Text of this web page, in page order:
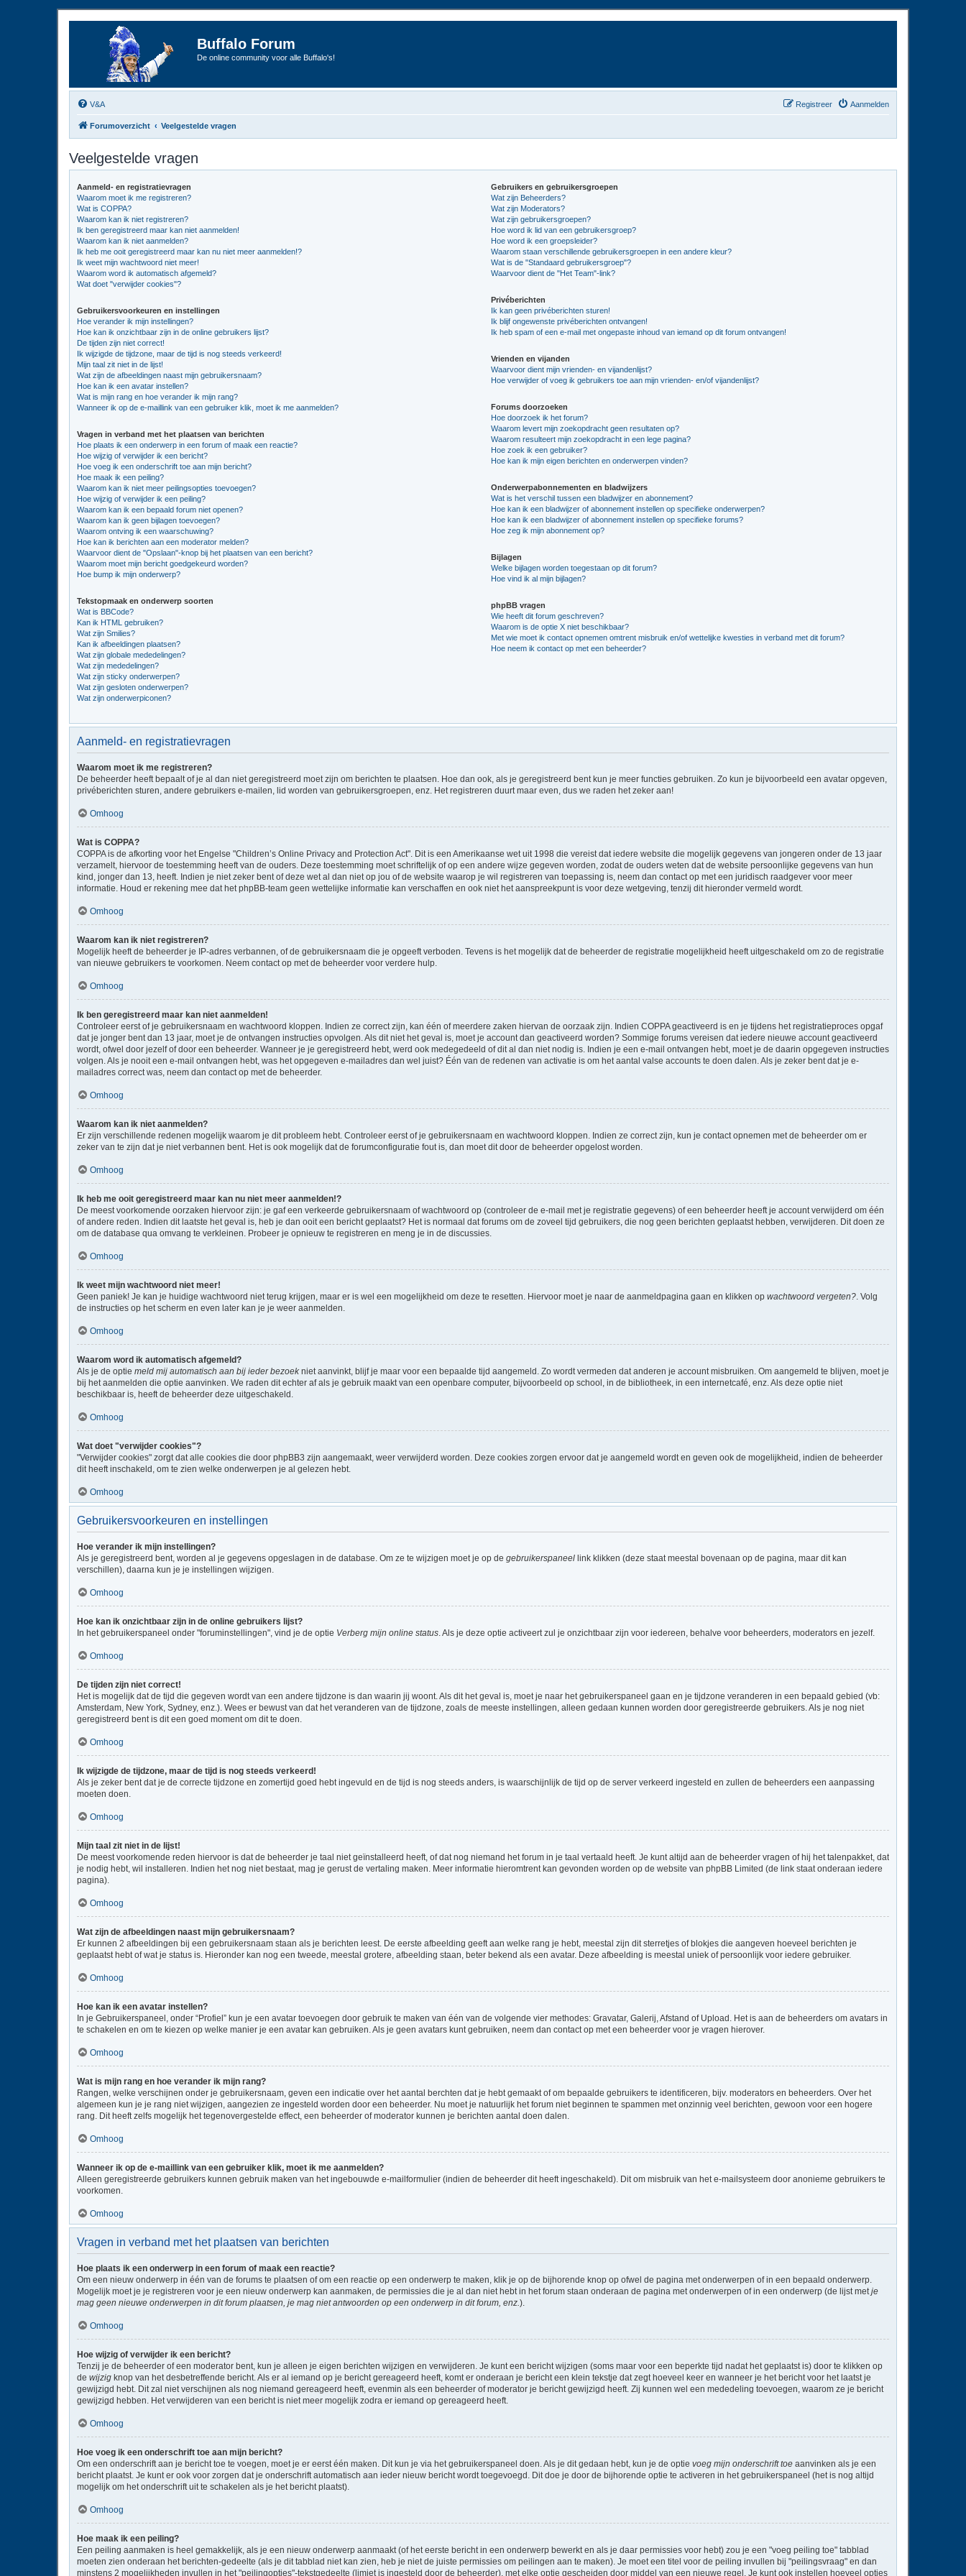
Buffalo Forum
De online community voor alle Buffalo's!
V&A Aanmelden
Registreer
Forumoverzicht Veelgestelde vragen
Veelgestelde vragen
Aanmeld- en registratievragen
Waarom moet ik me registreren?
Wat is COPPA?
Waarom kan ik niet registreren?
Ik ben geregistreerd maar kan niet aanmelden!
Waarom kan ik niet aanmelden?
Ik heb me ooit geregistreerd maar kan nu niet meer aanmelden!?
Ik weet mijn wachtwoord niet meer!
Waarom word ik automatisch afgemeld?
Wat doet "verwijder cookies"?
Gebruikersvoorkeuren en instellingen
Hoe verander ik mijn instellingen?
Hoe kan ik onzichtbaar zijn in de online gebruikers lijst?
De tijden zijn niet correct!
Ik wijzigde de tijdzone, maar de tijd is nog steeds verkeerd!
Mijn taal zit niet in de lijst!
Wat zijn de afbeeldingen naast mijn gebruikersnaam?
Hoe kan ik een avatar instellen?
Wat is mijn rang en hoe verander ik mijn rang?
Wanneer ik op de e-maillink van een gebruiker klik, moet ik me aanmelden?
Vragen in verband met het plaatsen van berichten
Hoe plaats ik een onderwerp in een forum of maak een reactie?
Hoe wijzig of verwijder ik een bericht?
Hoe voeg ik een onderschrift toe aan mijn bericht?
Hoe maak ik een peiling?
Waarom kan ik niet meer peilingsopties toevoegen?
Hoe wijzig of verwijder ik een peiling?
Waarom kan ik een bepaald forum niet openen?
Waarom kan ik geen bijlagen toevoegen?
Waarom ontving ik een waarschuwing?
Hoe kan ik berichten aan een moderator melden?
Waarvoor dient de "Opslaan"-knop bij het plaatsen van een bericht?
Waarom moet mijn bericht goedgekeurd worden?
Hoe bump ik mijn onderwerp?
Tekstopmaak en onderwerp soorten
Wat is BBCode?
Kan ik HTML gebruiken?
Wat zijn Smilies?
Kan ik afbeeldingen plaatsen?
Wat zijn globale mededelingen?
Wat zijn mededelingen?
Wat zijn sticky onderwerpen?
Wat zijn gesloten onderwerpen?
Wat zijn onderwerpiconen?
Gebruikers en gebruikersgroepen
Wat zijn Beheerders?
Wat zijn Moderators?
Wat zijn gebruikersgroepen?
Hoe word ik lid van een gebruikersgroep?
Hoe word ik een groepsleider?
Waarom staan verschillende gebruikersgroepen in een andere kleur?
Wat is de "Standaard gebruikersgroep"?
Waarvoor dient de "Het Team"-link?
Privéberichten
Ik kan geen privéberichten sturen!
Ik blijf ongewenste privéberichten ontvangen!
Ik heb spam of een e-mail met ongepaste inhoud van iemand op dit forum ontvangen!
Vrienden en vijanden
Waarvoor dient mijn vrienden- en vijandenlijst?
Hoe verwijder of voeg ik gebruikers toe aan mijn vrienden- en/of vijandenlijst?
Forums doorzoeken
Hoe doorzoek ik het forum?
Waarom levert mijn zoekopdracht geen resultaten op?
Waarom resulteert mijn zoekopdracht in een lege pagina?
Hoe zoek ik een gebruiker?
Hoe kan ik mijn eigen berichten en onderwerpen vinden?
Onderwerpabonnementen en bladwijzers
Wat is het verschil tussen een bladwijzer en abonnement?
Hoe kan ik een bladwijzer of abonnement instellen op specifieke onderwerpen?
Hoe kan ik een bladwijzer of abonnement instellen op specifieke forums?
Hoe zeg ik mijn abonnement op?
Bijlagen
Welke bijlagen worden toegestaan op dit forum?
Hoe vind ik al mijn bijlagen?
phpBB vragen
Wie heeft dit forum geschreven?
Waarom is de optie X niet beschikbaar?
Met wie moet ik contact opnemen omtrent misbruik en/of wettelijke kwesties in verband met dit forum?
Hoe neem ik contact op met een beheerder?
Aanmeld- en registratievragen
Waarom moet ik me registreren?
De beheerder heeft bepaalt of je al dan niet geregistreerd moet zijn om berichten te plaatsen. Hoe dan ook, als je geregistreerd bent kun je meer functies gebruiken. Zo kun je bijvoorbeeld een avatar opgeven,
privéberichten sturen, andere gebruikers e-mailen, lid worden van gebruikersgroepen, enz. Het registreren duurt maar even, dus we raden het zeker aan!
Omhoog
Wat is COPPA?
COPPA is de afkorting voor het Engelse "Children’s Online Privacy and Protection Act". Dit is een Amerikaanse wet uit 1998 die vereist dat iedere website die mogelijk gegevens van jongeren onder de 13 jaar
verzamelt, hiervoor de toestemming heeft van de ouders. Deze toestemming moet schriftelijk of op een andere wijze gegeven worden, zodat de ouders weten dat de website persoonlijke gegevens van hun
kind, jonger dan 13, heeft. Indien je niet zeker bent of deze wet al dan niet op jou of de website waarop je wil registreren van toepassing is, neem dan contact op met een juridisch raadgever voor meer
informatie. Houd er rekening mee dat het phpBB-team geen wettelijke informatie kan verschaffen en ook niet het aanspreekpunt is voor deze wetgeving, tenzij dit hieronder vermeld wordt.
Omhoog
Waarom kan ik niet registreren?
Mogelijk heeft de beheerder je IP-adres verbannen, of de gebruikersnaam die je opgeeft verboden. Tevens is het mogelijk dat de beheerder de registratie mogelijkheid heeft uitgeschakeld om zo de registratie
van nieuwe gebruikers te voorkomen. Neem contact op met de beheerder voor verdere hulp.
Omhoog
Ik ben geregistreerd maar kan niet aanmelden!
Controleer eerst of je gebruikersnaam en wachtwoord kloppen. Indien ze correct zijn, kan één of meerdere zaken hiervan de oorzaak zijn. Indien COPPA geactiveerd is en je tijdens het registratieproces opgaf
dat je jonger bent dan 13 jaar, moet je de ontvangen instructies opvolgen. Als dit niet het geval is, moet je account dan geactiveerd worden? Sommige forums vereisen dat iedere nieuwe account geactiveerd
wordt, ofwel door jezelf of door een beheerder. Wanneer je je geregistreerd hebt, werd ook medegedeeld of dit al dan niet nodig is. Indien je een e-mail ontvangen hebt, moet je de daarin opgegeven instructies
volgen. Als je nooit een e-mail ontvangen hebt, was het opgegeven e-mailadres dan wel juist? Één van de redenen van activatie is om het aantal valse accounts te doen dalen. Als je zeker bent dat je e-
mailadres correct was, neem dan contact op met de beheerder.
Omhoog
Waarom kan ik niet aanmelden?
Er zijn verschillende redenen mogelijk waarom je dit probleem hebt. Controleer eerst of je gebruikersnaam en wachtwoord kloppen. Indien ze correct zijn, kun je contact opnemen met de beheerder om er
zeker van te zijn dat je niet verbannen bent. Het is ook mogelijk dat de forumconfiguratie fout is, dan moet dit door de beheerder opgelost worden.
Omhoog
Ik heb me ooit geregistreerd maar kan nu niet meer aanmelden!?
De meest voorkomende oorzaken hiervoor zijn: je gaf een verkeerde gebruikersnaam of wachtwoord op (controleer de e-mail met je registratie gegevens) of een beheerder heeft je account verwijderd om één
of andere reden. Indien dit laatste het geval is, heb je dan ooit een bericht geplaatst? Het is normaal dat forums om de zoveel tijd gebruikers, die nog geen berichten geplaatst hebben, verwijderen. Dit doen ze
om de database qua omvang te verkleinen. Probeer je opnieuw te registreren en meng je in de discussies.
Omhoog
Ik weet mijn wachtwoord niet meer!
Geen paniek! Je kan je huidige wachtwoord niet terug krijgen, maar er is wel een mogelijkheid om deze te resetten. Hiervoor moet je naar de aanmeldpagina gaan en klikken op wachtwoord vergeten?. Volg
de instructies op het scherm en even later kan je je weer aanmelden.
Omhoog
Waarom word ik automatisch afgemeld?
Als je de optie meld mij automatisch aan bij ieder bezoekniet aanvinkt, blijf je maar voor een bepaalde tijd aangemeld. Zo wordt vermeden dat anderen je account misbruiken. Om aangemeld te blijven, moet je
bij het aanmelden die optie aanvinken. We raden dit echter af als je gebruik maakt van een openbare computer, bijvoorbeeld op school, in de bibliotheek, in een internetcafé, enz. Als deze optie niet
beschikbaar is, heeft de beheerder deze uitgeschakeld.
Omhoog
Wat doet "verwijder cookies"?
"Verwijder cookies" zorgt dat alle cookies die door phpBB3 zijn aangemaakt, weer verwijderd worden. Deze cookies zorgen ervoor dat je aangemeld wordt en geven ook de mogelijkheid, indien de beheerder
dit heeft inschakeld, om te zien welke onderwerpen je al gelezen hebt.
Omhoog
Gebruikersvoorkeuren en instellingen
Hoe verander ik mijn instellingen?
Als je geregistreerd bent, worden al je gegevens opgeslagen in de database. Om ze te wijzigen moet je op de gebruikerspaneel link klikken (deze staat meestal bovenaan op de pagina, maar dit kan
verschillen), daarna kun je je instellingen wijzigen.
Omhoog
Hoe kan ik onzichtbaar zijn in de online gebruikers lijst?
In het gebruikerspaneel onder "foruminstellingen", vind je de optie Verberg mijn online status. Als je deze optie activeert zul je onzichtbaar zijn voor iedereen, behalve voor beheerders, moderators en jezelf.
Omhoog
De tijden zijn niet correct!
Het is mogelijk dat de tijd die gegeven wordt van een andere tijdzone is dan waarin jij woont. Als dit het geval is, moet je naar het gebruikerspaneel gaan en je tijdzone veranderen in een bepaald gebied (vb:
Amsterdam, New York, Sydney, enz.). Wees er bewust van dat het veranderen van de tijdzone, zoals de meeste instellingen, alleen gedaan kunnen worden door geregistreerde gebruikers. Als je nog niet
geregistreerd bent is dit een goed moment om dit te doen.
Omhoog
Ik wijzigde de tijdzone, maar de tijd is nog steeds verkeerd!
Als je zeker bent dat je de correcte tijdzone en zomertijd goed hebt ingevuld en de tijd is nog steeds anders, is waarschijnlijk de tijd op de server verkeerd ingesteld en zullen de beheerders een aanpassing
moeten doen.
Omhoog
Mijn taal zit niet in de lijst!
De meest voorkomende reden hiervoor is dat de beheerder je taal niet geïnstalleerd heeft, of dat nog niemand het forum in je taal vertaald heeft. Je kunt altijd aan de beheerder vragen of hij het talenpakket, dat
je nodig hebt, wil installeren. Indien het nog niet bestaat, mag je gerust de vertaling maken. Meer informatie hieromtrent kan gevonden worden op de website van phpBB Limited (de link staat onderaan iedere
pagina).
Omhoog
Wat zijn de afbeeldingen naast mijn gebruikersnaam?
Er kunnen 2 afbeeldingen bij een gebruikersnaam staan als je berichten leest. De eerste afbeelding geeft aan welke rang je hebt, meestal zijn dit sterretjes of blokjes die aangeven hoeveel berichten je
geplaatst hebt of wat je status is. Hieronder kan nog een tweede, meestal grotere, afbeelding staan, beter bekend als een avatar. Deze afbeelding is meestal uniek of persoonlijk voor iedere gebruiker.
Omhoog
Hoe kan ik een avatar instellen?
In je Gebruikerspaneel, onder “Profiel” kun je een avatar toevoegen door gebruik te maken van één van de volgende vier methodes: Gravatar, Galerij, Afstand of Upload. Het is aan de beheerders om avatars in
te schakelen en om te kiezen op welke manier je een avatar kan gebruiken. Als je geen avatars kunt gebruiken, neem dan contact op met een beheerder voor je vragen hierover.
Omhoog
Wat is mijn rang en hoe verander ik mijn rang?
Rangen, welke verschijnen onder je gebruikersnaam, geven een indicatie over het aantal berchten dat je hebt gemaakt of om bepaalde gebruikers te identificeren, bijv. moderators en beheerders. Over het
algemeen kun je je rang niet wijzigen, aangezien ze ingesteld worden door een beheerder. Nu moet je natuurlijk het forum niet beginnen te spammen met onzinnig veel berichten, gewoon voor een hogere
rang. Dit heeft zelfs mogelijk het tegenovergestelde effect, een beheerder of moderator kunnen je berichten aantal doen dalen.
Omhoog
Wanneer ik op de e-maillink van een gebruiker klik, moet ik me aanmelden?
Alleen geregistreerde gebruikers kunnen gebruik maken van het ingebouwde e-mailformulier (indien de beheerder dit heeft ingeschakeld). Dit om misbruik van het e-mailsysteem door anonieme gebruikers te
voorkomen.
Omhoog
Vragen in verband met het plaatsen van berichten
Hoe plaats ik een onderwerp in een forum of maak een reactie?
Om een nieuw onderwerp in één van de forums te plaatsen of om een reactie op een onderwerp te maken, klik je op de bijhorende knop op ofwel de pagina met onderwerpen of in een bepaald onderwerp.
Mogelijk moet je je registreren voor je een nieuw onderwerp kan aanmaken, de permissies die je al dan niet hebt in het forum staan onderaan de pagina met onderwerpen of in een onderwerp (de lijst metje
mag geen nieuwe onderwerpen in dit forum plaatsen, je mag niet antwoorden op een onderwerp in dit forum, enz.).
Omhoog
Hoe wijzig of verwijder ik een bericht?
Tenzij je de beheerder of een moderator bent, kun je alleen je eigen berichten wijzigen en verwijderen. Je kunt een bericht wijzigen (soms maar voor een beperkte tijd nadat het geplaatst is) door te klikken op
de wijzig knop van het desbetreffende bericht. Als er al iemand op je bericht gereageerd heeft, komt er onderaan je bericht een klein tekstje dat zegt hoeveel keer en wanneer je het bericht voor het laatst je
gewijzigd hebt. Dit zal niet verschijnen als nog niemand gereageerd heeft, evenmin als een beheerder of moderator je bericht gewijzigd heeft. Zij kunnen wel een mededeling toevoegen, waarom ze je bericht
gewijzigd hebben. Het verwijderen van een bericht is niet meer mogelijk zodra er iemand op gereageerd heeft.
Omhoog
Hoe voeg ik een onderschrift toe aan mijn bericht?
Om een onderschrift aan je bericht toe te voegen, moet je er eerst één maken. Dit kun je via het gebruikerspaneel doen. Als je dit gedaan hebt, kun je de optie voeg mijn onderschrift toe aanvinken als je een
bericht plaatst. Je kunt er ook voor zorgen dat je onderschrift automatisch aan ieder nieuw bericht wordt toegevoegd. Dit doe je door de bijhorende optie te activeren in het gebruikerspaneel (het is nog altijd
mogelijk om het onderschrift uit te schakelen als je het bericht plaatst).
Omhoog
Hoe maak ik een peiling?
Een peiling aanmaken is heel gemakkelijk, als je een nieuw onderwerp aanmaakt (of het eerste bericht in een onderwerp bewerkt en als je daar permissies voor hebt) zou je een "voeg peiling toe" tabblad
moeten zien onderaan het berichten-gedeelte (als je dit tabblad niet kan zien, heb je niet de juiste permissies om peilingen aan te maken). Je moet een titel voor de peiling invullen bij "peilingsvraag" en dan
minstens 2 mogelijkheden invullen in het "peilingopties"-tekstgedeelte (limiet is ingesteld door de beheerder), met elke optie gescheiden door middel van een nieuwe regel. Je kunt ook instellen hoeveel opties